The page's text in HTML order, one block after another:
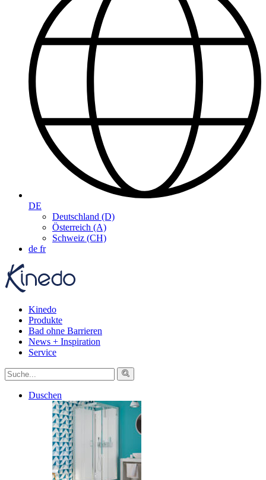
DE
Deutschland (D)
Österreich (A)
Schweiz (CH)
de fr
Kinedo
Produkte
Bad ohne Barrieren
News + Inspiration
Service
Duschen